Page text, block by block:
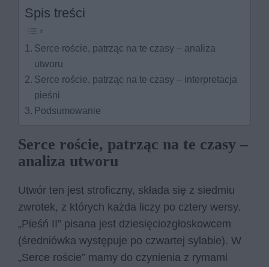
Spis treści
Serce roście, patrząc na te czasy – analiza
utworu
Serce roście, patrząc na te czasy – interpretacja
pieśni
Podsumowanie
Serce roście, patrząc na te czasy –
analiza utworu
Utwór ten jest stroficzny, składa się z siedmiu
zwrotek, z których każda liczy po cztery wersy.
„Pieśń II” pisana jest dziesięciozgłoskowcem
(średniówka występuje po czwartej sylabie). W
„Serce roście” mamy do czynienia z rymami